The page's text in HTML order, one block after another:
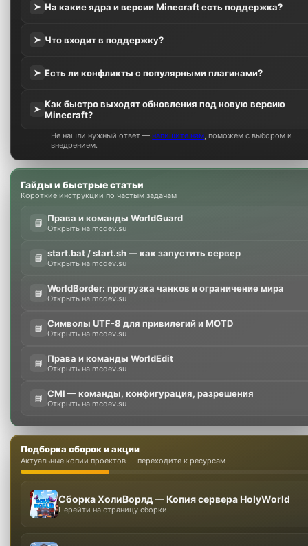
➤ На какие ядра и версии Minecraft есть поддержка?
➤ Что входит в поддержку?
➤ Есть ли конфликты с популярными плагинами?
➤ Как быстро выходят обновления под новую версию
Minecraft?
Не нашли нужный ответ —напишите нам , поможем с выбором и
внедрением.
Гайды и быстрые статьи
Короткие инструкции по частым задачам
📘 Права и команды WorldGuard
Открыть на mcdev.su
📘 start.bat / start.sh — как запустить сервер
Открыть на mcdev.su
📘 WorldBorder: прогрузка чанков и ограничение мира
Открыть на mcdev.su
📘 Символы UTF-8 для привилегий и MOTD
Открыть на mcdev.su
📘 Права и команды WorldEdit
Открыть на mcdev.su
📘 CMI — команды, конфигурация, разрешения
Открыть на mcdev.su
Подборка сборок и акции
Актуальные копии проектов — переходите к ресурсам
Сборка ХолиВорлд — Копия сервера HolyWorld
Перейти на страницу сборки